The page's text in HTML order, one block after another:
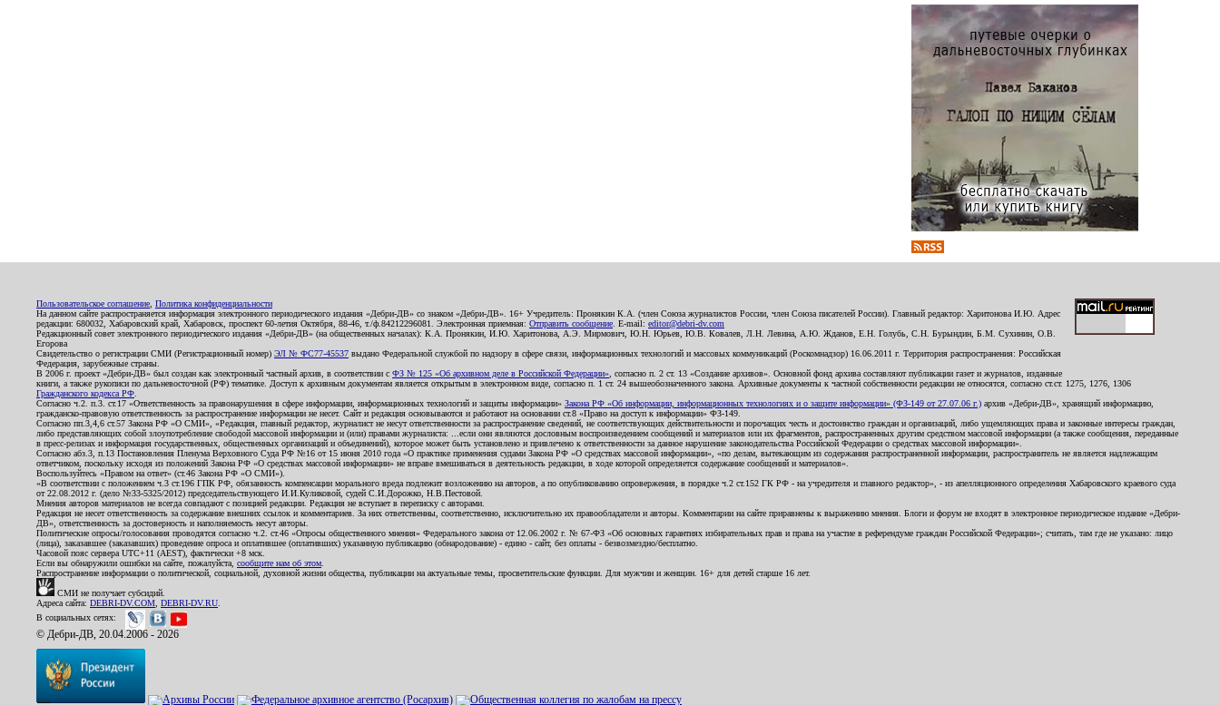
Пользовательское соглашение Политика конфиденциальности
На данном сайте распространяется информация электронного периодического издания «Дебри-ДВ» со знаком «Дебри-ДВ». 16+ Учредитель: Пронякин К.А. (член Союза журналистов России, член Союза писателей России). Главный редактор: Харитонова И.Ю. Адрес
редакции: 680032, Хабаровский край, Хабаровск, проспект 60-летия Октября, 88-46, т./ф.84212296081. Электронная приемная: Отправить сообщение . E-mail: editor@debri-dv.com
Редакционный совет электронного периодического издания «Дебри-ДВ» (на общественных началах): К.А. Пронякин, И.Ю. Харитонова, А.Э. Мирмович, Ю.Н. Юрьев, Ю.В. Ковалев, Л.Н. Левина, А.Ю. Жданов, Е.Н. Голубь, С.Н. Бурындин, Б.М. Сухинин, О.В.
Егорова
Свидетельство о регистрации СМИ (Регистрационный номер) ЭЛ № ФС77-45537 выдано Федеральной службой по надзору в сфере связи, информационных технологий и массовых коммуникаций (Роскомнадзор) 16.06.2011 г. Территория распространения: Российская
Федерация, зарубежные страны.
В 2006 г. проект «Дебри-ДВ» был создан как электронный частный архив, в соответствии с ФЗ № 125 «Об архивном деле в Российской Федерации» , согласно п. 2 ст. 13 «Создание архивов». Основной фонд архива составляют публикации газет и журналов, изданные
книги, а также рукописи по дальневосточной (РФ) тематике. Доступ к архивным документам является открытым в электронном виде, согласно п. 1 ст. 24 вышеобозначенного закона. Архивные документы к частной собственности редакции не относятся, согласно ст.ст. 1275, 1276, 1306
Гражданского кодекса РФ
Согласно ч.2. п.3. ст.17 «Ответственность за правонарушения в сфере информации, информационных технологий и защиты информации» Закона РФ «Об информации, информационных технологиях и о защите информации» (ФЗ-149 от 27.07.06 г.) архив «Дебри-ДВ», хранящий информацию,
гражданско-правовую ответственность за распространение информации не несет. Сайт и редакция основываются и работают на основании ст.8 «Право на доступ к информации» ФЗ-149.
Согласно пп.3,4,6 ст.57 Закона РФ «О СМИ», «Редакция, главный редактор, журналист не несут ответственности за распространение сведений, не соответствующих действительности и порочащих честь и достоинство граждан и организаций, либо ущемляющих права и законные интересы граждан,
либо представляющих собой злоупотребление свободой массовой информации и (или) правами журналиста: ...если они являются дословным воспроизведением сообщений и материалов или их фрагментов, распространенных другим средством массовой информации (а также сообщения, переданные
в пресс-релизах и информация государственных, общественных организаций и объединений), которое может быть установлено и привлечено к ответственности за данное нарушение законодательства Российской Федерации о средствах массовой информации».
Согласно абз.3, п.13 Постановления Пленума Верховного Суда РФ №16 от 15 июня 2010 года «О практике применения судами Закона РФ «О средствах массовой информации», «по делам, вытекающим из содержания распространенной информации, распространитель не является надлежащим
ответчиком, поскольку исходя из положений Закона РФ «О средствах массовой информации» не вправе вмешиваться в деятельность редакции, в ходе которой определяется содержание сообщений и материалов».
Воспользуйтесь «Правом на ответ» (ст.46 Закона РФ «О СМИ»).
«В соответствии с положением ч.3 ст.196 ГПК РФ, обязанность компенсации морального вреда подлежит возложению на авторов, а по опубликованию опровержения, в порядке ч.2 ст.152 ГК РФ - на учредителя и главного редактор», - из апелляционного определения Хабаровского краевого суда
от 22.08.2012 г. (дело №33-5325/2012) председательствующего И.И.Куликовой, судей С.И.Дорожко, Н.В.Пестовой.
Мнения авторов материалов не всегда совпадают с позицией редакции. Редакция не вступает в переписку с авторами.
Редакция не несет ответственность за содержание внешних ссылок и комментариев. За них ответственны, соответственно, исключительно их правообладатели и авторы. Комментарии на сайте приравнены к выражению мнения. Блоги и форум не входят в электронное периодическое издание «Дебри-
ДВ», ответственность за достоверность и наполняемость несут авторы.
Политические опросы/голосования проводятся согласно ч.2. ст.46 «Опросы общественного мнения» Федерального закона от 12.06.2002 г. № 67-ФЗ «Об основных гарантиях избирательных прав и права на участие в референдуме граждан Российской Федерации»; считать, там где не указано: лицо
(лица), заказавшее (заказавших) проведение опроса и оплатившее (оплативших) указанную публикацию (обнародование) - едино - сайт, без оплаты - безвозмездно/бесплатно.
Часовой пояс сервера UTC+11 (AEST), фактически +8 мск.
Если вы обнаружили ошибки на сайте, пожалуйста, сообщите нам об этом
Распространение информации о политической, социальной, духовной жизни общества, публикации на актуальные темы, просветительские функции. Для мужчин и женщин. 16+ для детей старше 16 лет.
СМИ не получает субсидий.
Адреса сайта: DEBRI-DV.COM DEBRI-DV.RU
В социальных сетях:
© Дебри-ДВ, 20.04.2006 - 2026